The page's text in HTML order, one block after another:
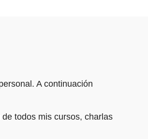
A continuación
todos mis cursos, charlas